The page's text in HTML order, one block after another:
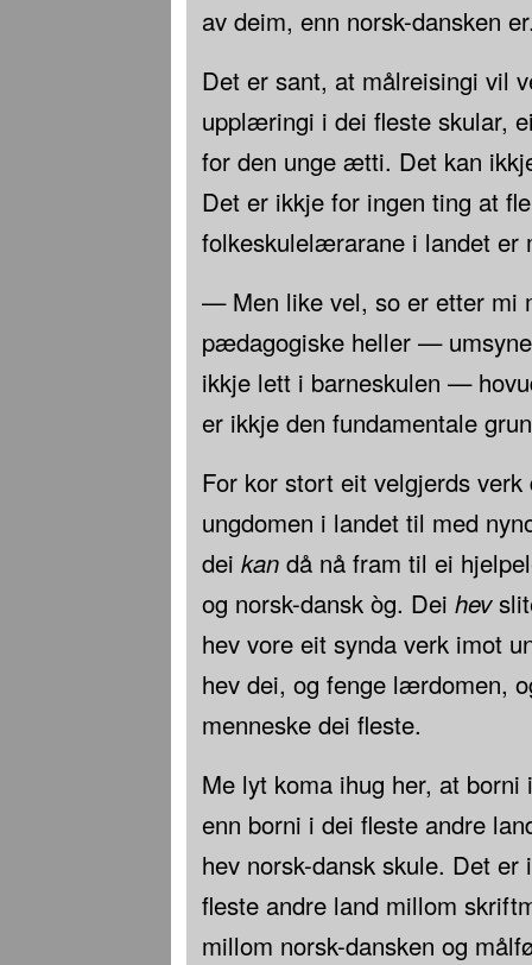
av deim, enn norsk-dansken
Det er sant, at målreisingi vil
upplæringi i dei fleste skular,
for den unge ætti. Det kan
Det er ikkje for ingen ting at
folkeskulelærarane i landet er
— Men like vel, so er etter mi
pædagogiske heller —
ikkje lett i barneskulen —
er ikkje den fundamentale
For kor stort eit velgjerds
ungdomen i landet til med
dei kandå nå fram til ei
og norsk-dansk òg. Dei hev
hev vore eit synda verk imot
hev dei, og fenge lærdomen,
menneske dei fleste.
Me lyt koma ihug her, at
enn borni i dei fleste andre
hev norsk-dansk skule. Det
fleste andre land millom
millom norsk-dansken og